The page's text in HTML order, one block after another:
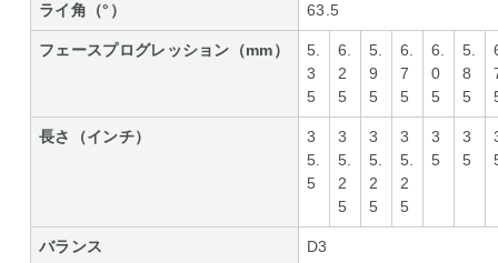
ライ角（°） 63.5
フェースプログレッション（mm）
5.
3
5
6.
2
5
5.
9
5
6.
7
5
6.
0
5
5.
8
5
長さ（インチ）
3
5.
5
3
5.
2
5
3
5.
2
5
3
5.
2
5
3
5
3
5
バランス D3